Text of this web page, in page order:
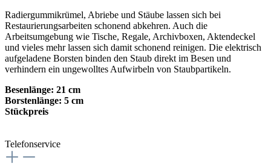
Radiergummikrümel, Abriebe und Stäube lassen sich bei
Restaurierungsarbeiten schonend abkehren. Auch die
Arbeitsumgebung wie Tische, Regale, Archivboxen, Aktendeckel
und vieles mehr lassen sich damit schonend reinigen. Die elektrisch
aufgeladene Borsten binden den Staub direkt im Besen und
verhindern ein ungewolltes Aufwirbeln von Staubpartikeln.
Besenlänge: 21 cm
Borstenlänge: 5 cm
Stückpreis
Telefonservice